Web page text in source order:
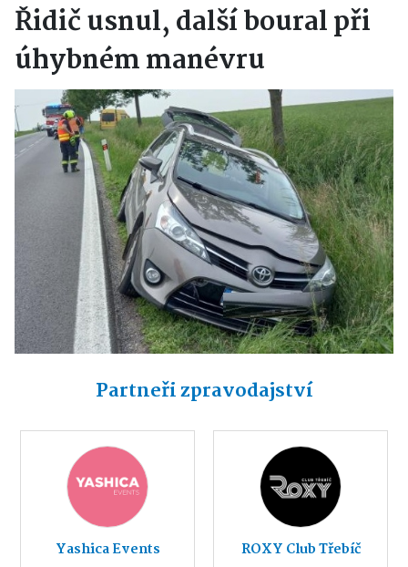
Řidič usnul, další boural při
úhybném manévru
Partneři zpravodajství
Yashica Events ROXY Club Třebíč